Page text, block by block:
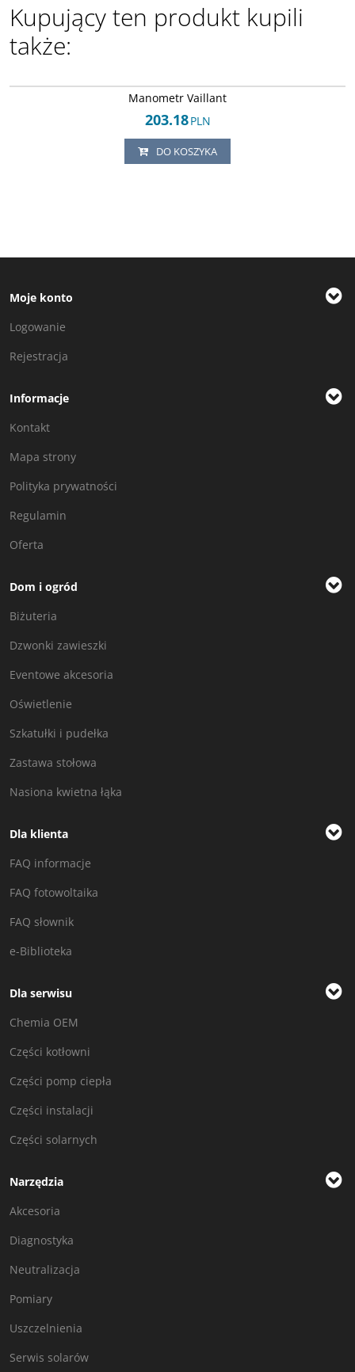
Kupujący ten produkt kupili
także:
Manometr Vaillant
203.18PLN
DO KOSZYKA
Moje konto
Logowanie
Rejestracja
Informacje
Kontakt
Mapa strony
Polityka prywatności
Regulamin
Oferta
Dom i ogród
Biżuteria
Dzwonki zawieszki
Eventowe akcesoria
Oświetlenie
Szkatułki i pudełka
Zastawa stołowa
Nasiona kwietna łąka
Dla klienta
FAQ informacje
FAQ fotowoltaika
FAQ słownik
e-Biblioteka
Dla serwisu
Chemia OEM
Części kotłowni
Części pomp ciepła
Części instalacji
Części solarnych
Narzędzia
Akcesoria
Diagnostyka
Neutralizacja
Pomiary
Uszczelnienia
Serwis solarów